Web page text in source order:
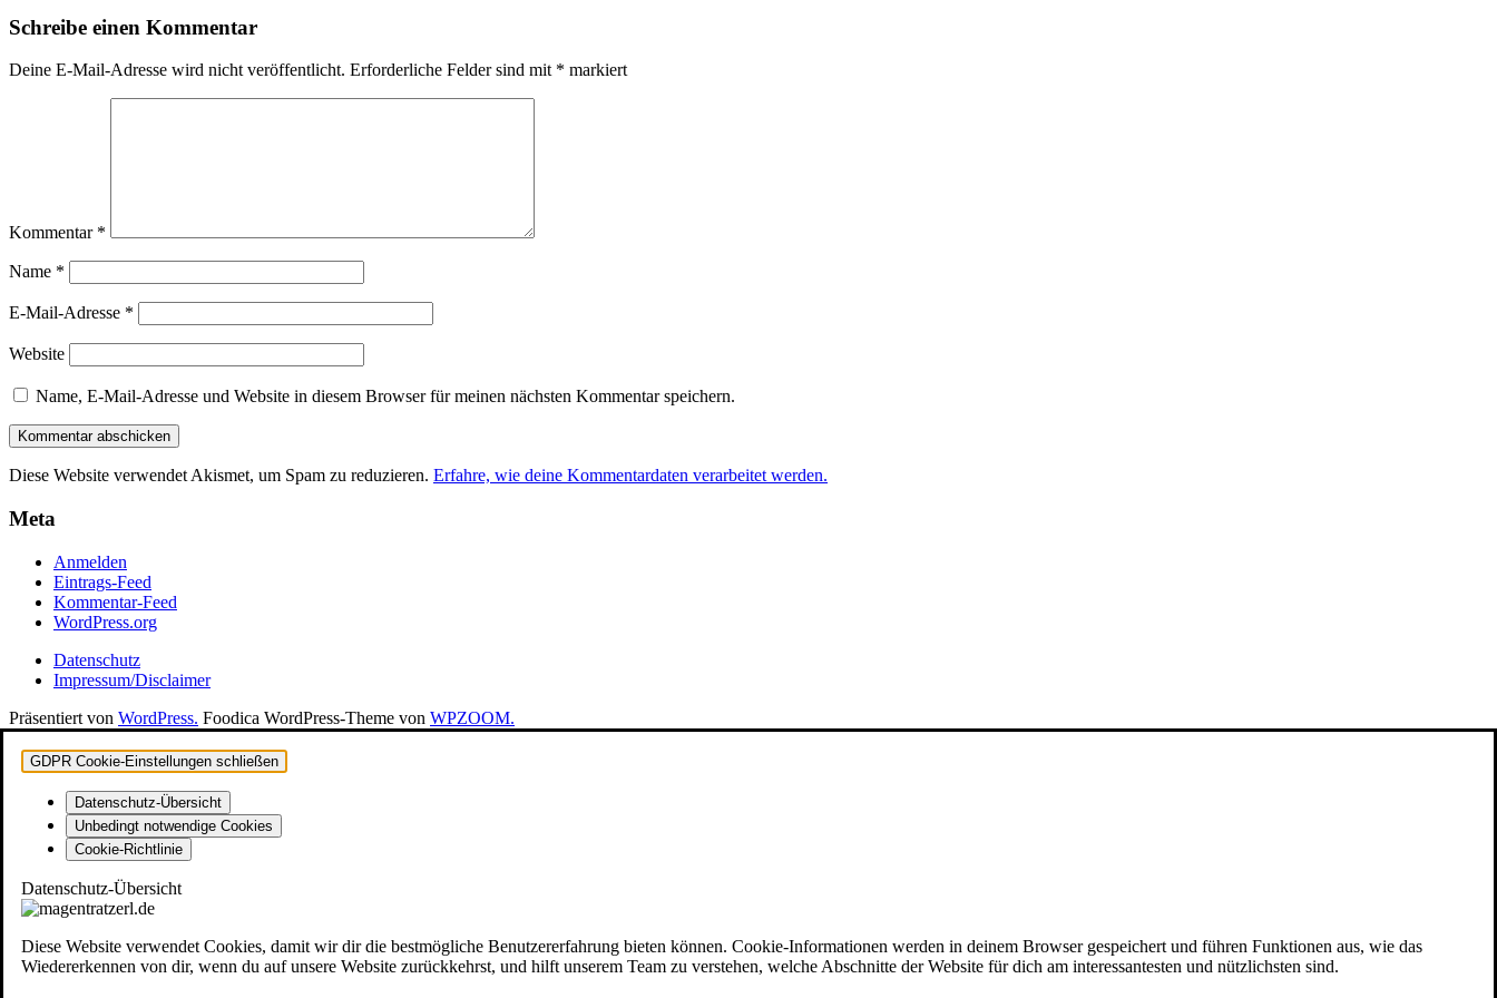
Schreibe einen Kommentar
Deine E-Mail-Adresse wird nicht veröffentlicht. Erforderliche Felder sind mit * markiert
Kommentar *
Name *
E-Mail-Adresse *
Website
Name, E-Mail-Adresse und Website in diesem Browser für meinen nächsten Kommentar speichern.
Diese Website verwendet Akismet, um Spam zu reduzieren. Erfahre, wie deine Kommentardaten verarbeitet werden.
Meta
Anmelden
Eintrags-Feed
Kommentar-Feed
WordPress.org
Datenschutz
Impressum/Disclaimer
Präsentiert von WordPress. Foodica WordPress-Theme von WPZOOM.
GDPR Cookie-Einstellungen schließen
Datenschutz-Übersicht
Unbedingt notwendige Cookies
Cookie-Richtlinie
Datenschutz-Übersicht
Diese Website verwendet Cookies, damit wir dir die bestmögliche Benutzererfahrung bieten können. Cookie-Informationen werden in deinem Browser gespeichert und führen Funktionen aus, wie das
Wiedererkennen von dir, wenn du auf unsere Website zurückkehrst, und hilft unserem Team zu verstehen, welche Abschnitte der Website für dich am interessantesten und nützlichsten sind.